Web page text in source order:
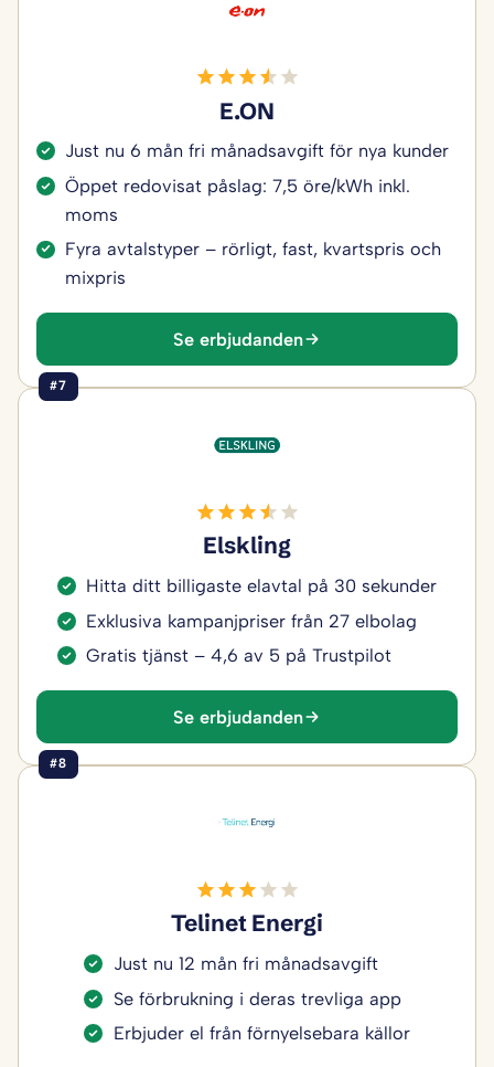
E.ON
Just nu 6 mån fri månadsavgift för nya kunder
Öppet redovisat påslag: 7,5 öre/kWh inkl.
moms
Fyra avtalstyper – rörligt, fast, kvartspris och
mixpris
Se erbjudanden
#7
Elskling
Hitta ditt billigaste elavtal på 30 sekunder
Exklusiva kampanjpriser från 27 elbolag
Gratis tjänst – 4,6 av 5 på Trustpilot
Se erbjudanden
#8
Telinet Energi
Just nu 12 mån fri månadsavgift
Se förbrukning i deras trevliga app
Erbjuder el från förnyelsebara källor